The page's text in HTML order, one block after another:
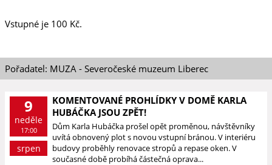
Vstupné je 100 Kč.
Pořadatel: MUZA - Severočeské muzeum Liberec
9
neděle
17:00
srpen
KOMENTOVANÉ PROHLÍDKY V DOMĚ KARLA
HUBÁČKA JSOU ZPĚT!
Dům Karla Hubáčka prošel opět proměnou, návštěvníky
uvítá obnovený plot s novou vstupní bránou. V interiéru
budovy proběhly renovace stropů a repase oken. V
současné době probíhá částečná oprava...